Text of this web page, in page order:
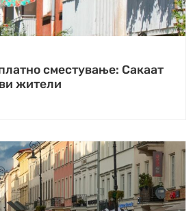
сместување: Сакаат
жители